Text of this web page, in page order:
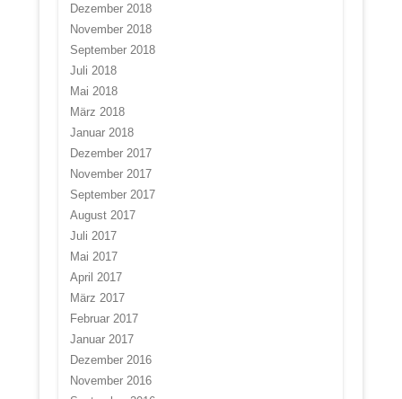
Dezember 2018
November 2018
September 2018
Juli 2018
Mai 2018
März 2018
Januar 2018
Dezember 2017
November 2017
September 2017
August 2017
Juli 2017
Mai 2017
April 2017
März 2017
Februar 2017
Januar 2017
Dezember 2016
November 2016